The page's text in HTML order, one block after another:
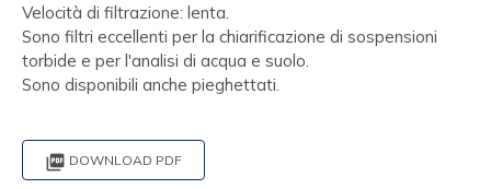
Velocità di filtrazione: lenta.
Sono filtri eccellenti per la chiarificazione di sospensioni
torbide e per l'analisi di acqua e suolo.
Sono disponibili anche pieghettati.
 DOWNLOAD PDF